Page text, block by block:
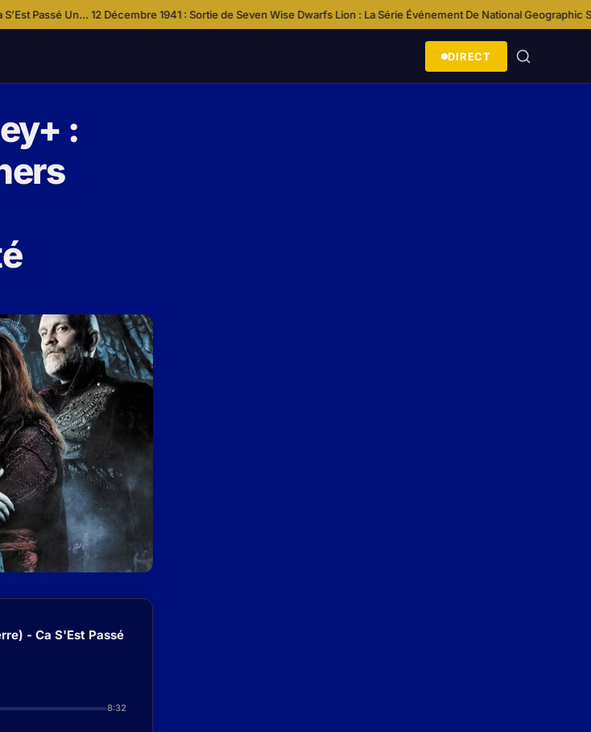
12 Décembre 1941 : Sortie de Seven Wise Dwarfs·Lion : La Série Événement De National Geographic Suit Le Destin
DIRECT
:
- Ca S'Est Passé
8:32